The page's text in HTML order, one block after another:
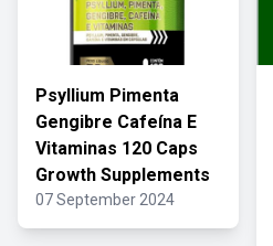
Psyllium Pimenta
Gengibre Cafeína E
Vitaminas 120 Caps
Growth Supplements
07 September 2024